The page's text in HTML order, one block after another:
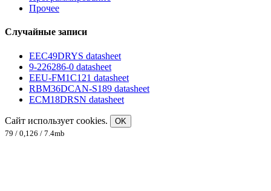
Прочее
Случайные записи
EEC49DRYS datasheet
9-226286-0 datasheet
EEU-FM1C121 datasheet
RBM36DCAN-S189 datasheet
ECM18DRSN datasheet
Сайт использует cookies.
OK
79 / 0,126 / 7.4mb